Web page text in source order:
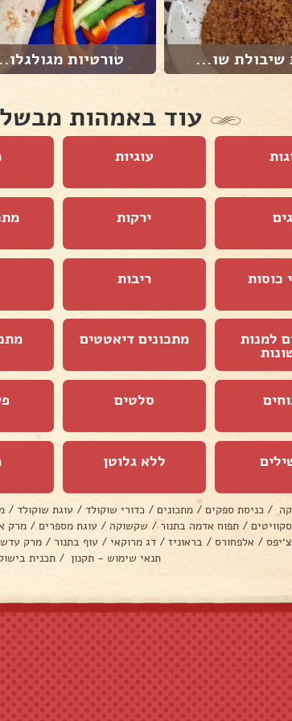
שיבולת שו... טורטיות
עוד באמהות
עוגיות
ירקות
כוסות ריבות
למנות מתכונים דיאטטים
סלטים
ללא גלוטן
/ כניסת ספקים / מתכונים / כדורי שוקולד / עוגת שוקולד /
/ תפוח אדמה בתנור / שקשוקה / עוגת מספרים / מרק
/ אלפחורס / בראוניז / דג מרוקאי / עוף בתנור / מרק
תנאי שימוש - תקנון / תכנית